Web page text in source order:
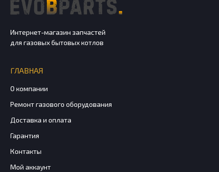
Интернет-магазин запчастей
для газовых бытовых котлов
ГЛАВНАЯ
О компании
Ремонт газового оборудования
Доставка и оплата
Гарантия
Контакты
Мой аккаунт